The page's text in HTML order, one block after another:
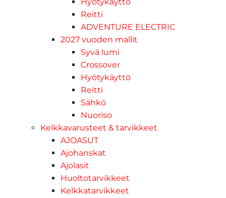
Reitti
ADVENTURE ELECTRIC
2027 vuoden mallit
Syvä lumi
Crossover
Hyötykäyttö
Reitti
Sähkö
Nuoriso
Kelkkavarusteet & tarvikkeet
AJOASUT
Ajohanskat
Ajolasit
Huoltotarvikkeet
Kelkkatarvikkeet